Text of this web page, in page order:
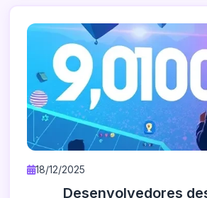
18/12/2025
Desenvolvedores